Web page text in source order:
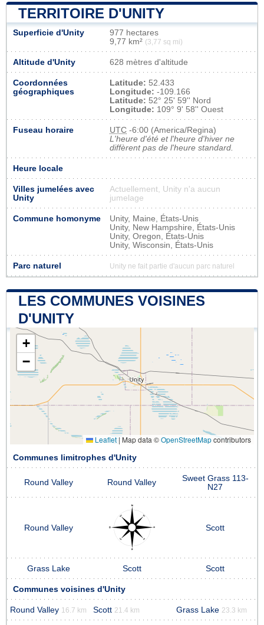
TERRITOIRE D'UNITY
Superficie d'Unity
977 hectares
9,77 km² (3,77 sq mi)
Altitude d'Unity 628 mètres d'altitude
Coordonnées
géographiques
Latitude: 52.433
Longitude: -109.166
Latitude: 52° 25' 59'' Nord
Longitude: 109° 9' 58'' Ouest
Fuseau horaire UTC -6:00 (America/Regina)
L'heure d'été et l'heure d'hiver ne
diffèrent pas de l'heure standard.
Heure locale
Villes jumelées avec
Unity
Actuellement, Unity n'a aucun
jumelage
Commune homonyme
Unity, Maine, États-Unis
Unity, New Hampshire, États-Unis
Unity, Oregon, États-Unis
Unity, Wisconsin, États-Unis
Parc naturel Unity ne fait partie d'aucun parc naturel
LES COMMUNES VOISINES
D'UNITY
+
−
Leaflet | Map data ©OpenStreetMapcontributors
Communes limitrophes d'Unity
Round Valley Round Valley
Sweet Grass 113-
N27
Round Valley Scott
Grass Lake Scott Scott
Communes voisines d'Unity
Round Valley 16.7 km Scott 21.4 km Grass Lake 23.3 km